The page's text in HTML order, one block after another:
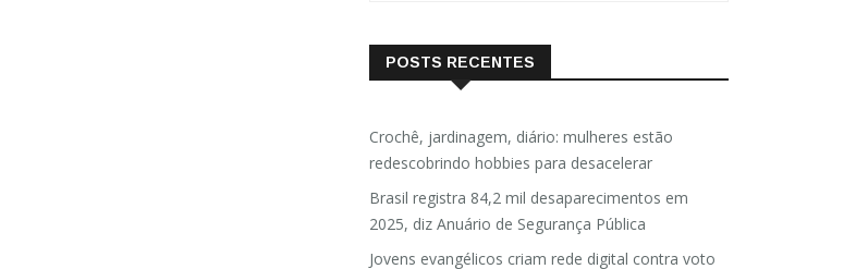
POSTS RECENTES
Crochê, jardinagem, diário: mulheres estão
redescobrindo hobbies para desacelerar
Brasil registra 84,2 mil desaparecimentos em
2025, diz Anuário de Segurança Pública
Jovens evangélicos criam rede digital contra voto